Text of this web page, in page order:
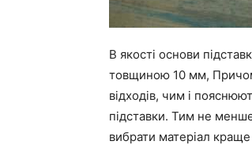
В якості основи
товщиною 10 мм,
відходів, чим і
підставки. Тим не
вибрати матеріал краще